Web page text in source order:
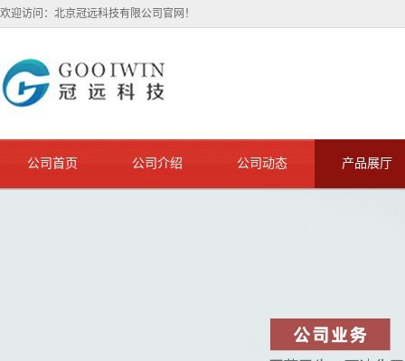
欢迎访问：北京冠远科技有限公司官网！
公司首页 公司介绍 公司动态 产品展厅